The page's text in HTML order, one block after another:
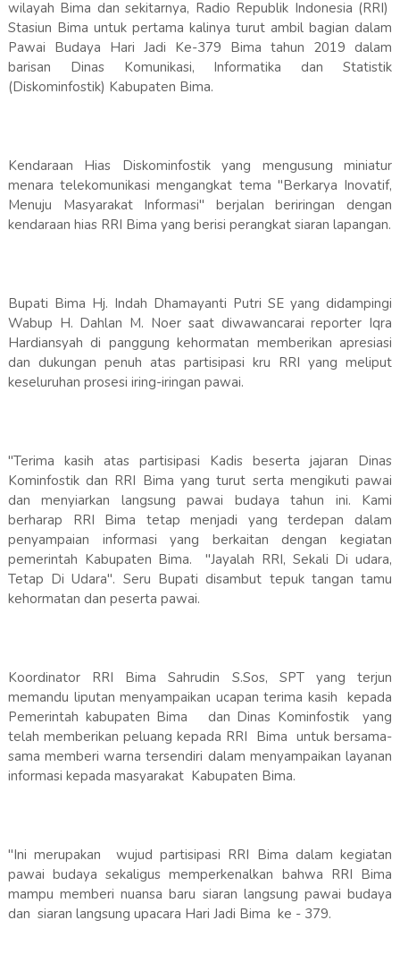
wilayah Bima dan sekitarnya, Radio Republik Indonesia (RRI)
Stasiun Bima untuk pertama kalinya turut ambil bagian dalam
Pawai Budaya Hari Jadi Ke-379 Bima tahun 2019 dalam
barisan Dinas Komunikasi, Informatika dan Statistik
(Diskominfostik) Kabupaten Bima.
Kendaraan Hias Diskominfostik yang mengusung miniatur
menara telekomunikasi mengangkat tema "Berkarya Inovatif,
Menuju Masyarakat Informasi" berjalan beriringan dengan
kendaraan hias RRI Bima yang berisi perangkat siaran lapangan.
Bupati Bima Hj. Indah Dhamayanti Putri SE yang didampingi
Wabup H. Dahlan M. Noer saat diwawancarai reporter Iqra
Hardiansyah di panggung kehormatan memberikan apresiasi
dan dukungan penuh atas partisipasi kru RRI yang meliput
keseluruhan prosesi iring-iringan pawai.
"Terima kasih atas partisipasi Kadis beserta jajaran Dinas
Kominfostik dan RRI Bima yang turut serta mengikuti pawai
dan menyiarkan langsung pawai budaya tahun ini. Kami
berharap RRI Bima tetap menjadi yang terdepan dalam
penyampaian informasi yang berkaitan dengan kegiatan
pemerintah Kabupaten Bima. "Jayalah RRI, Sekali Di udara,
Tetap Di Udara". Seru Bupati disambut tepuk tangan tamu
kehormatan dan peserta pawai.
Koordinator RRI Bima Sahrudin S.Sos, SPT yang terjun
memandu liputan menyampaikan ucapan terima kasih kepada
Pemerintah kabupaten Bima dan Dinas Kominfostik yang
telah memberikan peluang kepada RRI Bima untuk bersama-
sama memberi warna tersendiri dalam menyampaikan layanan
informasi kepada masyarakat Kabupaten Bima.
"Ini merupakan wujud partisipasi RRI Bima dalam kegiatan
pawai budaya sekaligus memperkenalkan bahwa RRI Bima
mampu memberi nuansa baru siaran langsung pawai budaya
dan siaran langsung upacara Hari Jadi Bima ke - 379.